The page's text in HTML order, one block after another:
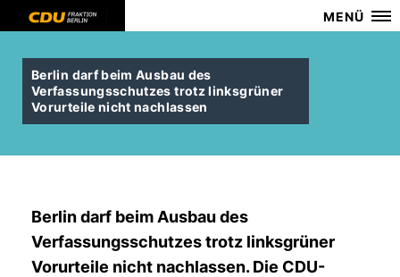
MENÜ
Berlin darf beim Ausbau des
Verfassungsschutzes trotz linksgrüner
Vorurteile nicht nachlassen
Berlin darf beim Ausbau des
Verfassungsschutzes trotz linksgrüner
Vorurteile nicht nachlassen. Die CDU-